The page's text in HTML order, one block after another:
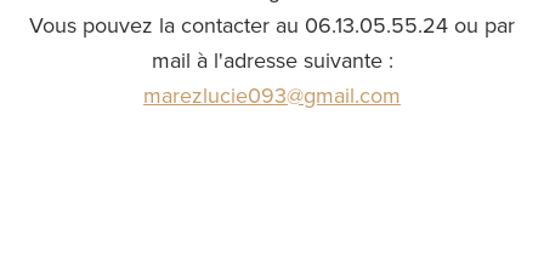
Vous pouvez la contacter au 06.13.05.55.24 ou par
mail à l'adresse suivante :
marezlucie093@gmail.com